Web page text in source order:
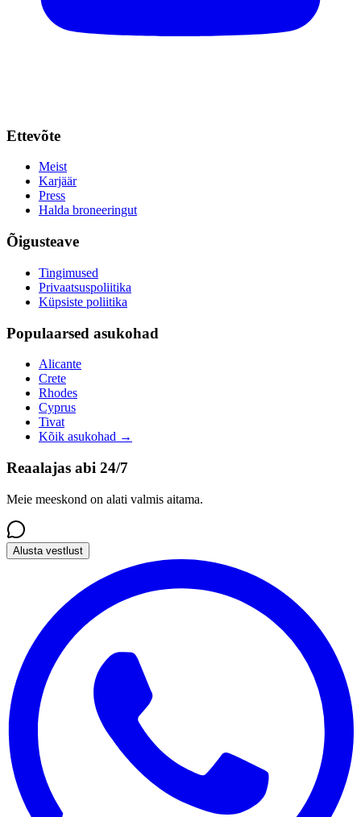
Ettevõte
Meist
Karjäär
Press
Halda broneeringut
Õigusteave
Tingimused
Privaatsuspoliitika
Küpsiste poliitika
Populaarsed asukohad
Alicante
Crete
Rhodes
Cyprus
Tivat
Kõik asukohad →
Reaalajas abi 24/7
Meie meeskond on alati valmis aitama.
Alusta vestlust